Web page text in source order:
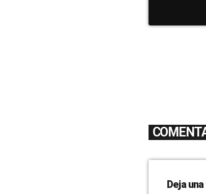
Deja